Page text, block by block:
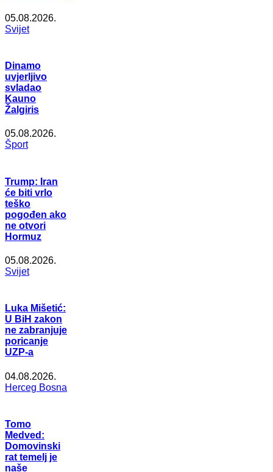
05.08.2026.
Svijet
Dinamo
uvjerljivo
svladao
Kauno
Žalgiris
05.08.2026.
Šport
Trump: Iran
će biti vrlo
teško
pogođen ako
ne otvori
Hormuz
05.08.2026.
Svijet
Luka Mišetić:
U BiH zakon
ne zabranjuje
poricanje
UZP-a
04.08.2026.
Herceg Bosna
Tomo
Medved:
Domovinski
rat temelj je
naše